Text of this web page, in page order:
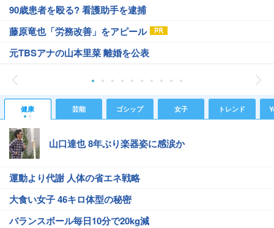
90歳患者を殴る? 看護助手を逮捕
藤原竜也「労務改善」をアピール
元TBSアナの山本里菜 離婚を公表
健康 芸能 ゴシップ 女子 トレンド
山口達也 8年ぶり楽器姿に感涙か
運動より代謝 人体の省エネ戦略
大食い女子 46キロ体型の秘密
バランスボール毎日10分で20kg減